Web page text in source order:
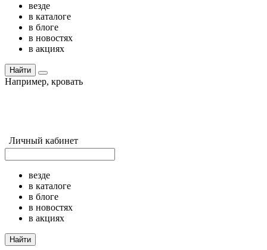
везде
в каталоге
в блоге
в новостях
в акциях
Найти
Например, кровать
Личный кабинет
везде
в каталоге
в блоге
в новостях
в акциях
Найти